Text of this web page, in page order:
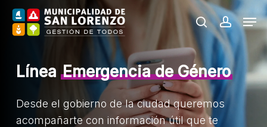
Skip
search
LíneaEmergencia de Género
Desde el gobierno de la ciudad queremos
acompañarte con información útil que te